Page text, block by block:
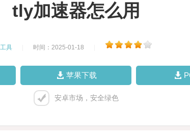
tly加速器怎么用
工具 时间：2025-01-18
苹果下载
安卓市场，安全绿色